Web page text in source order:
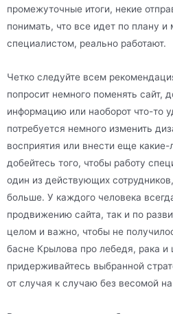
промежуточные итоги, некие
понимать, что все идет по плану
специалистом, реально работают.
Четко следуйте всем
попросит немного поменять сайт,
информацию или наоборот что-то
потребуется немного изменить
восприятия или внести еще
добейтесь того, чтобы работу
один из действующих
больше. У каждого человека
продвижению сайта, так и по
целом и важно, чтобы не
басне Крылова про лебедя, рака и
придерживайтесь выбранной
от случая к случаю без весомой